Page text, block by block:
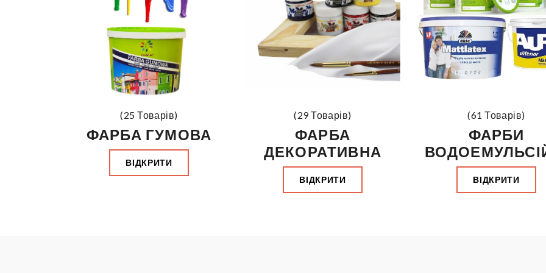
(25 Товарів)
ФАРБА ГУМОВА
ВІДКРИТИ
(29 Товарів)
ФАРБА
ДЕКОРАТИВНА
ВІДКРИТИ
(61 Товарів)
ФАРБИ
ВІДКРИТИ